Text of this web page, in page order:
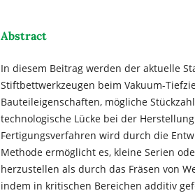
Abstract
In diesem Beitrag werden der aktuelle
Stiftbettwerkzeugen beim Vakuum-
Bauteileigenschaften, mögliche
technologische Lücke bei der
Fertigungsverfahren wird durch die
Methode ermöglicht es, kleine Serien
herzustellen als durch das Fräsen von
indem in kritischen Bereichen additiv